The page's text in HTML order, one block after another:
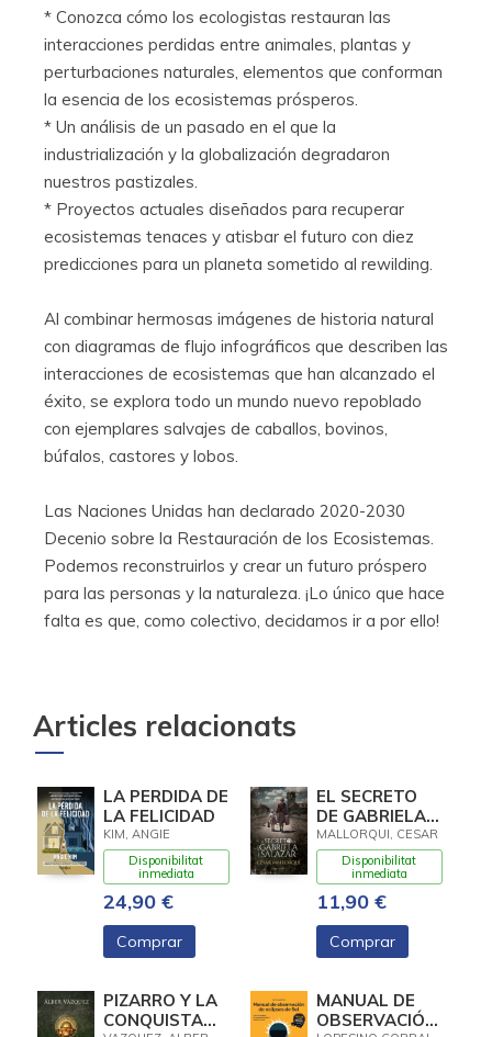
* Conozca cómo los ecologistas restauran las
interacciones perdidas entre animales, plantas y
perturbaciones naturales, elementos que conforman
la esencia de los ecosistemas prósperos.
* Un análisis de un pasado en el que la
industrialización y la globalización degradaron
nuestros pastizales.
* Proyectos actuales diseñados para recuperar
ecosistemas tenaces y atisbar el futuro con diez
predicciones para un planeta sometido al rewilding.
Al combinar hermosas imágenes de historia natural
con diagramas de flujo infográficos que describen las
interacciones de ecosistemas que han alcanzado el
éxito, se explora todo un mundo nuevo repoblado
con ejemplares salvajes de caballos, bovinos,
búfalos, castores y lobos.
Las Naciones Unidas han declarado 2020-2030
Decenio sobre la Restauración de los Ecosistemas.
Podemos reconstruirlos y crear un futuro próspero
para las personas y la naturaleza. ¡Lo único que hace
falta es que, como colectivo, decidamos ir a por ello!
Articles relacionats
LA PERDIDA DE
LA FELICIDAD
KIM, ANGIE
Disponibilitat
inmediata
24,90 €
Comprar
EL SECRETO
DE GABRIELA
SALAZAR
MALLORQUI, CESAR
Disponibilitat
inmediata
11,90 €
Comprar
PIZARRO Y LA
CONQUISTA
MANUAL DE
OBSERVACIÓN